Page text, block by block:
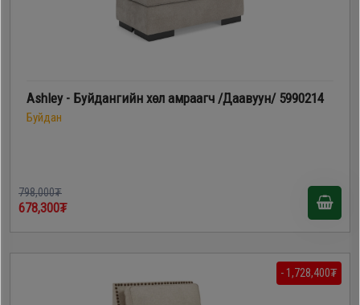
Ashley - Буйдангийн хөл амраагч /Даавуун/ 5990214
Буйдан
798,000₮
678,300₮
- 1,728,400₮